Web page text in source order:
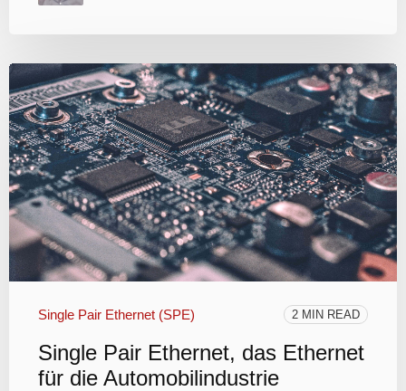
Single Pair Ethernet (SPE) 2 MIN READ
Single Pair Ethernet, das Ethernet
für die Automobilindustrie